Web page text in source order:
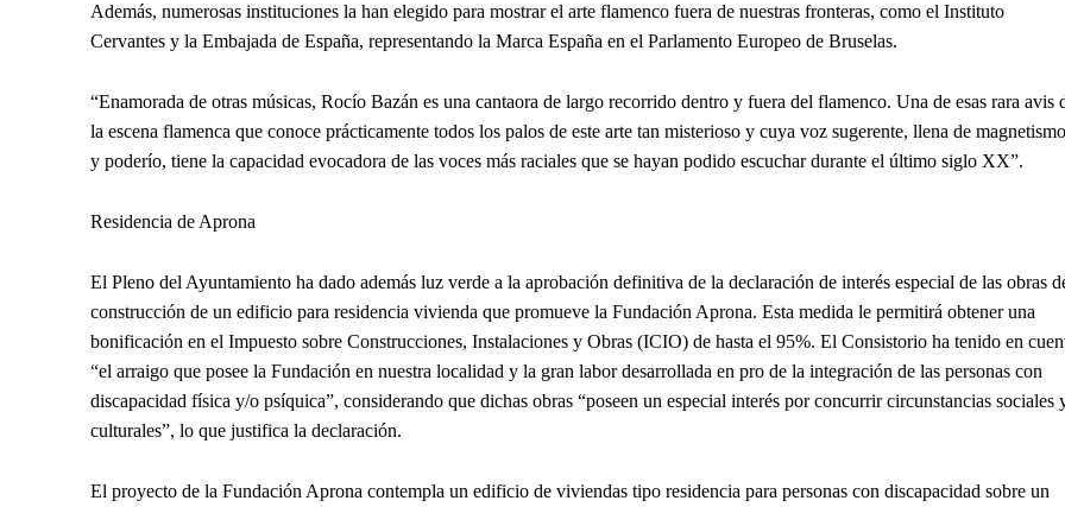
Además, numerosas instituciones la han elegido para mostrar el arte flamenco fuera de nuestras fronteras, como el Instituto
Cervantes y la Embajada de España, representando la Marca España en el Parlamento Europeo de Bruselas.
“Enamorada de otras músicas, Rocío Bazán es una cantaora de largo recorrido dentro y fuera del flamenco. Una de esas rara avis
la escena flamenca que conoce prácticamente todos los palos de este arte tan misterioso y cuya voz sugerente, llena de magnetismo
y poderío, tiene la capacidad evocadora de las voces más raciales que se hayan podido escuchar durante el último siglo XX”.
Residencia de Aprona
El Pleno del Ayuntamiento ha dado además luz verde a la aprobación definitiva de la declaración de interés especial de las obras
construcción de un edificio para residencia vivienda que promueve la Fundación Aprona. Esta medida le permitirá obtener una
bonificación en el Impuesto sobre Construcciones, Instalaciones y Obras (ICIO) de hasta el 95%. El Consistorio ha tenido en
“el arraigo que posee la Fundación en nuestra localidad y la gran labor desarrollada en pro de la integración de las personas con
discapacidad física y/o psíquica”, considerando que dichas obras “poseen un especial interés por concurrir circunstancias sociales
culturales”, lo que justifica la declaración.
El proyecto de la Fundación Aprona contempla un edificio de viviendas tipo residencia para personas con discapacidad sobre un